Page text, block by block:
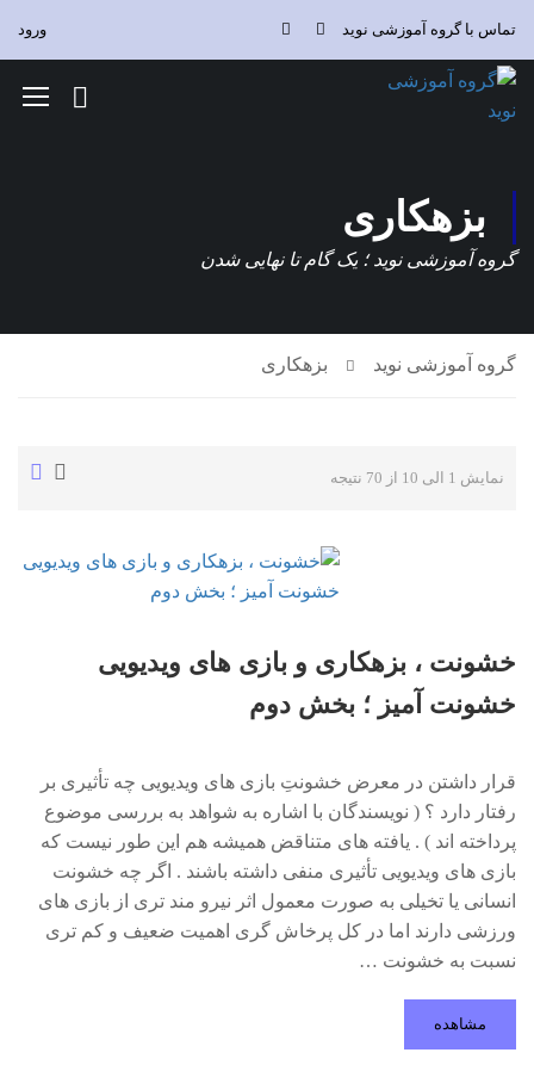
تماس با گروه آموزشی نوید ورود
بزهکاری
گروه آموزشی نوید ؛ یک گام تا نهایی شدن
گروه آموزشی نوید بزهکاری
نمایش 1 الی 10 از 70 نتیجه
خشونت ، بزهکاری و بازی های ویدیویی
خشونت آمیز ؛ بخش دوم
قرار داشتن در معرض خشونتِ بازی های ویدیویی چه تأثیری بر
رفتار دارد ؟ ( نویسندگان با اشاره به شواهد به بررسی موضوع
پرداخته اند ) . یافته های متناقض همیشه هم این طور نیست که
بازی های ویدیویی تأثیری منفی داشته باشند . اگر چه خشونت
انسانی یا تخیلی به صورت معمول اثر نیرو مند تری از بازی های
ورزشی دارند اما در کل پرخاش گری اهمیت ضعیف و کم تری
نسبت به خشونت …
مشاهده